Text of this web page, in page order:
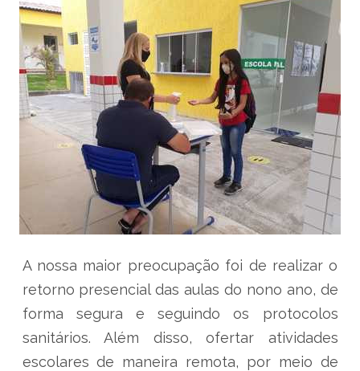
A nossa maior preocupação foi de realizar o
retorno presencial das aulas do nono ano, de
forma segura e seguindo os protocolos
sanitários. Além disso, ofertar atividades
escolares de maneira remota, por meio de